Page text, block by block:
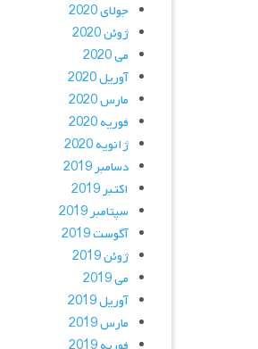
جولای 2020
ژوئن 2020
می 2020
آوریل 2020
مارس 2020
فوریه 2020
ژانویه 2020
دسامبر 2019
اکتبر 2019
سپتامبر 2019
آگوست 2019
ژوئن 2019
می 2019
آوریل 2019
مارس 2019